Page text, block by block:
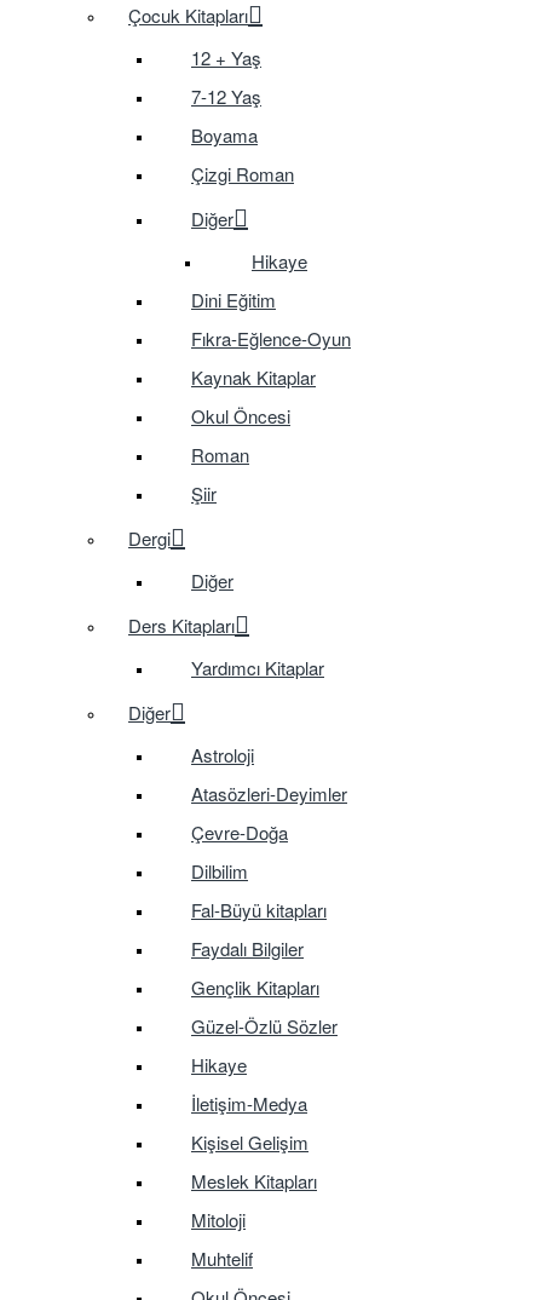
Çocuk Kitapları
12 + Yaş
7-12 Yaş
Boyama
Çizgi Roman
Diğer
Hikaye
Dini Eğitim
Fıkra-Eğlence-Oyun
Kaynak Kitaplar
Okul Öncesi
Roman
Şiir
Dergi
Diğer
Ders Kitapları
Yardımcı Kitaplar
Diğer
Astroloji
Atasözleri-Deyimler
Çevre-Doğa
Dilbilim
Fal-Büyü kitapları
Faydalı Bilgiler
Gençlik Kitapları
Güzel-Özlü Sözler
Hikaye
İletişim-Medya
Kişisel Gelişim
Meslek Kitapları
Mitoloji
Muhtelif